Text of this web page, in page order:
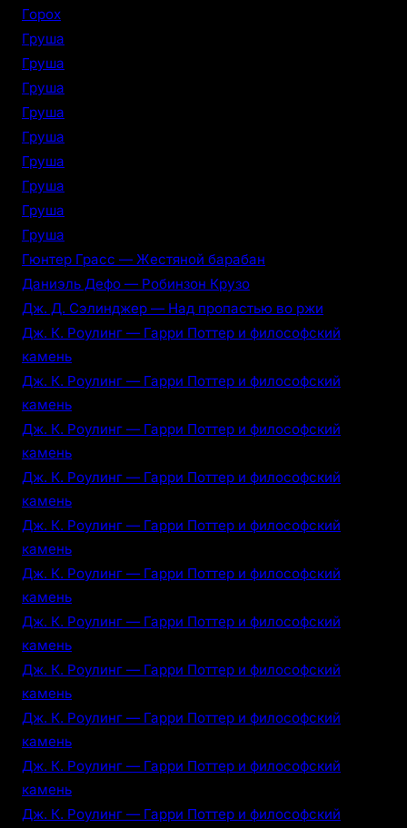
Горох
Груша
Груша
Груша
Груша
Груша
Груша
Груша
Груша
Груша
Гюнтер Грасс — Жестяной барабан
Даниэль Дефо — Робинзон Крузо
Дж. Д. Сэлинджер — Над пропастью во ржи
Дж. К. Роулинг — Гарри Поттер и философский
камень
Дж. К. Роулинг — Гарри Поттер и философский
камень
Дж. К. Роулинг — Гарри Поттер и философский
камень
Дж. К. Роулинг — Гарри Поттер и философский
камень
Дж. К. Роулинг — Гарри Поттер и философский
камень
Дж. К. Роулинг — Гарри Поттер и философский
камень
Дж. К. Роулинг — Гарри Поттер и философский
камень
Дж. К. Роулинг — Гарри Поттер и философский
камень
Дж. К. Роулинг — Гарри Поттер и философский
камень
Дж. К. Роулинг — Гарри Поттер и философский
камень
Дж. К. Роулинг — Гарри Поттер и философский